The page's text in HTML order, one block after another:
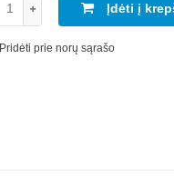
Įdėti į
Pridėti prie norų sąrašo